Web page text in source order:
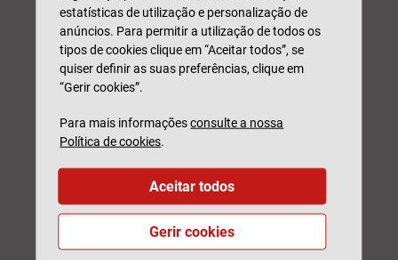
estatísticas de utilização e personalização de
anúncios. Para permitir a utilização de todos os
tipos de cookies clique em “Aceitar todos”, se
quiser definir as suas preferências, clique em
“Gerir cookies”.
Para mais informaçõesconsulte a nossa
Política de cookies.
Gerir cookies
Aceitar todos